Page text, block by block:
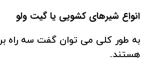
انواع شیرهای کشویی یا گیت ولو
به طور کلی می توان گفت سه راه
هستند.